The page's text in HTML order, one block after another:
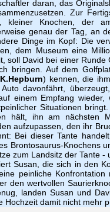
daran, das
Zur
kleiner Knochen, der
genau der Tag, an
Dinge im Kopf: Die
dem Museum eine
soll David bei einer
bringen. Auf dem
K.Hepburn) kennen, die
Auto davonfährt,
einem Empfang
Situationen
hält, ihn am nächsten
aufzupassen, den ihr
Bei dieser Tante
Brontosaurus-Knochens
zum Landsitz der Tante
Susan, die sich in den
peinliche
den wertvollen
landen Susan und
Hochzeit damit nicht mehr